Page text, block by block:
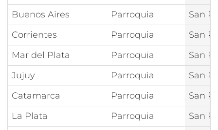
Buenos Aires
Parroquia
San
Corrientes
Parroquia
San
Mar del Plata
Parroquia
San
Jujuy
Parroquia
San
Catamarca
Parroquia
San
La Plata
Parroquia
San